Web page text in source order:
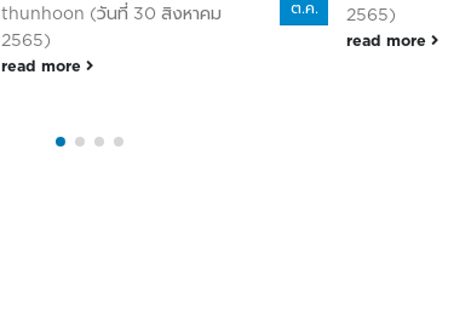
thunhoon (วันที่ 30 สิงหาคม
2565)
read more
ต.ค.
2565)
read more